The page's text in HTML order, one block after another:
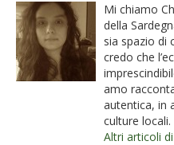
Mi chiamo
della
sia spazio di
credo che
amo
autentica, in
culture locali.
Altri articoli